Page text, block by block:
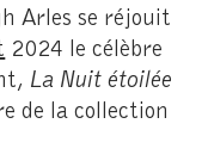
Arles se réjouit
2024 le célèbre
La Nuit étoilée
de la collection